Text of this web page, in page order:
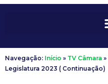
Navegação: Início » TV Câmara »
Legislatura 2023 ( Continuação)